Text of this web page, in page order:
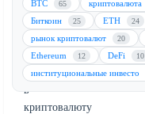
общие
реализованные
убытки
от
инвестиций
в
криптовалюту
BTC 65 криптовалюта
Биткоин 25 ETH 24
рынок криптовалют 20
Ethereum 12 DeFi 10
институциональные инвесто